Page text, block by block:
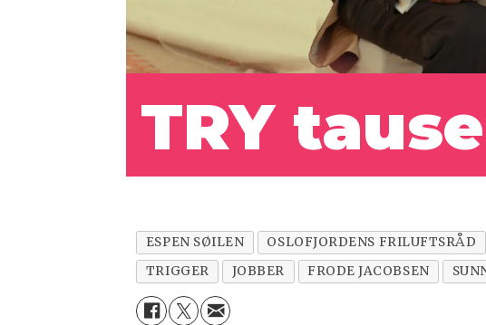
TRY
ESPEN SØILEN OSLOFJORDENS FRILUFTSRÅD
TRIGGER
JOBBER FRODE JACOBSEN